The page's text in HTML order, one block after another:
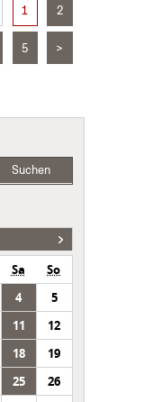
1 2
5 >
Suchen
Sa
So
4
5
11
12
18
19
25
26